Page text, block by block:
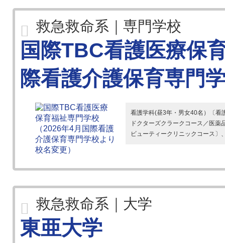
救急救命系｜専門学校
国際TBC看護医療保
際看護介護保育専門
看護学科(昼3年・男女40名）〔看
ドクターズクラークコース／医
ビューティークリニックコース〕
救急救命系｜大学
東亜大学